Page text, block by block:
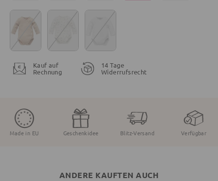
Kauf auf
Rechnung
14 Tage
Widerrufsrecht
Made in EU Geschenkidee Blitz-Versand Verfügbar
ANDERE KAUFTEN AUCH